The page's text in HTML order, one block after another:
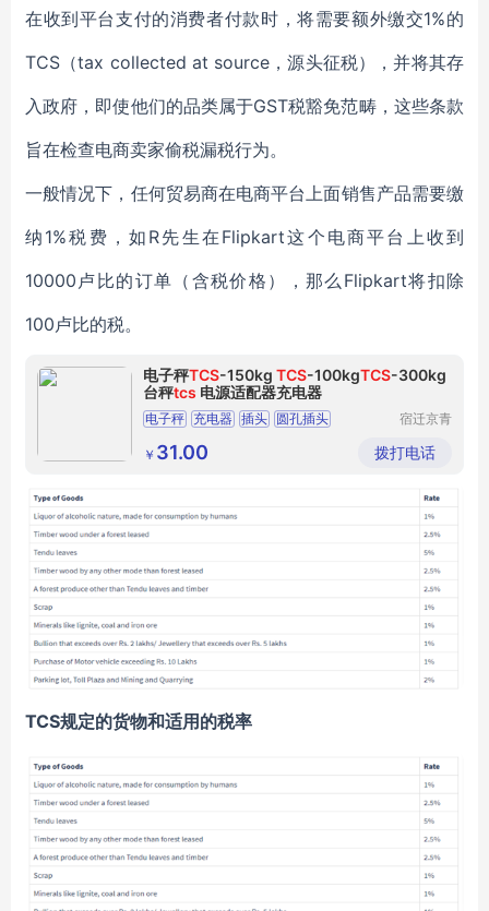
在收到平台支付的消费者付款时，将需要额外缴交1%的
TCS（tax collected at source，源头征税），并将其存
入政府，即使他们的品类属于GST税豁免范畴，这些条款
旨在检查电商卖家偷税漏税行为。
一般情况下，任何贸易商在电商平台上面销售产品需要缴
纳1%税费，如R先生在Flipkart这个电商平台上收到
10000卢比的订单（含税价格），那么Flipkart将扣除
100卢比的税。
电子秤TCS-150kg TCS-100kgTCS-300kg
台秤tcs 电源适配器充电器
电子秤 充电器 插头 圆孔插头
电子秤充电器
宿迁京青
务有限公
司
￥ 31.00 拨打电话
TCS规定的货物和适用的税率